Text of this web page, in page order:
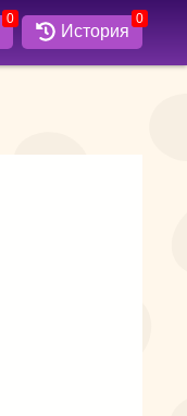
0
История
0